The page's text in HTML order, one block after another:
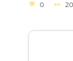
0 20